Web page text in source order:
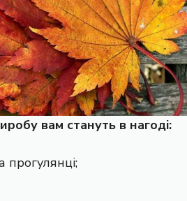
вам стануть в нагоді:
прогулянці;